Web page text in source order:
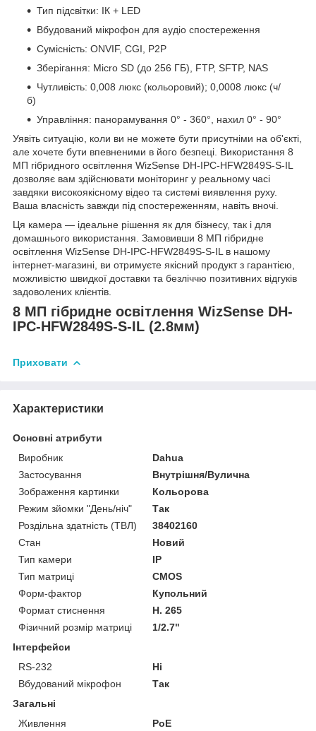
Тип підсвітки: ІК + LED
Вбудований мікрофон для аудіо спостереження
Сумісність: ONVIF, CGI, P2P
Зберігання: Micro SD (до 256 ГБ), FTP, SFTP, NAS
Чутливість: 0,008 люкс (кольоровий); 0,0008 люкс (ч/
б)
Управління: панорамування 0° - 360°, нахил 0° - 90°
Уявіть ситуацію, коли ви не можете бути присутніми на об'єкті,
але хочете бути впевненими в його безпеці. Використання 8
МП гібридного освітлення WizSense DH-IPC-HFW2849S-S-IL
дозволяє вам здійснювати моніторинг у реальному часі
завдяки високоякісному відео та системі виявлення руху.
Ваша власність завжди під спостереженням, навіть вночі.
Ця камера — ідеальне рішення як для бізнесу, так і для
домашнього використання. Замовивши 8 МП гібридне
освітлення WizSense DH-IPC-HFW2849S-S-IL в нашому
інтернет-магазині, ви отримуєте якісний продукт з гарантією,
можливістю швидкої доставки та безліччю позитивних відгуків
задоволених клієнтів.
8 МП гібридне освітлення WizSense DH-
IPC-HFW2849S-S-IL (2.8мм)
Приховати
Характеристики
Основні атрибути
Виробник
Dahua
Застосування
Внутрішня/Вулична
Зображення картинки
Кольорова
Режим зйомки "День/ніч"
Так
Роздільна здатність (ТВЛ)
38402160
Стан
Новий
Тип камери
IP
Тип матриці
CMOS
Форм-фактор
Купольний
Формат стиснення
H. 265
Фізичний розмір матриці
1/2.7"
Інтерфейси
RS-232
Ні
Вбудований мікрофон
Так
Загальні
Живлення
PoE